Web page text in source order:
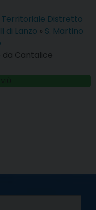
Distretto
di Lanzo » S. Martino
da Cantalice